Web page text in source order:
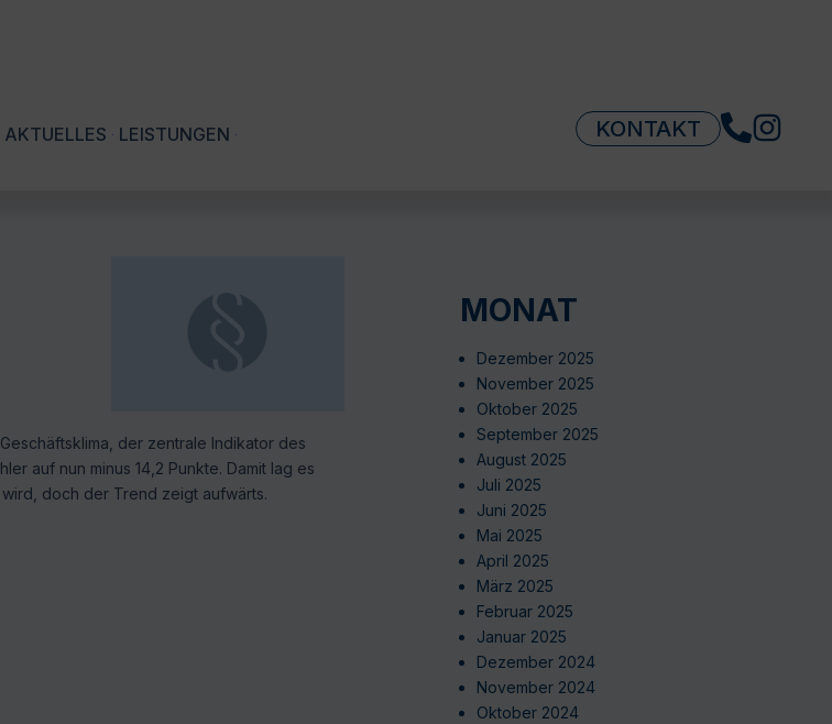
AKTUELLES LEISTUNGEN KONTAKT
der zentrale Indikator des
auf nun minus 14,2 Punkte. Damit lag es
doch der Trend zeigt aufwärts.
MONAT
Dezember 2025
November 2025
Oktober 2025
September 2025
August 2025
Juli 2025
Juni 2025
Mai 2025
April 2025
März 2025
Februar 2025
Januar 2025
Dezember 2024
November 2024
Oktober 2024